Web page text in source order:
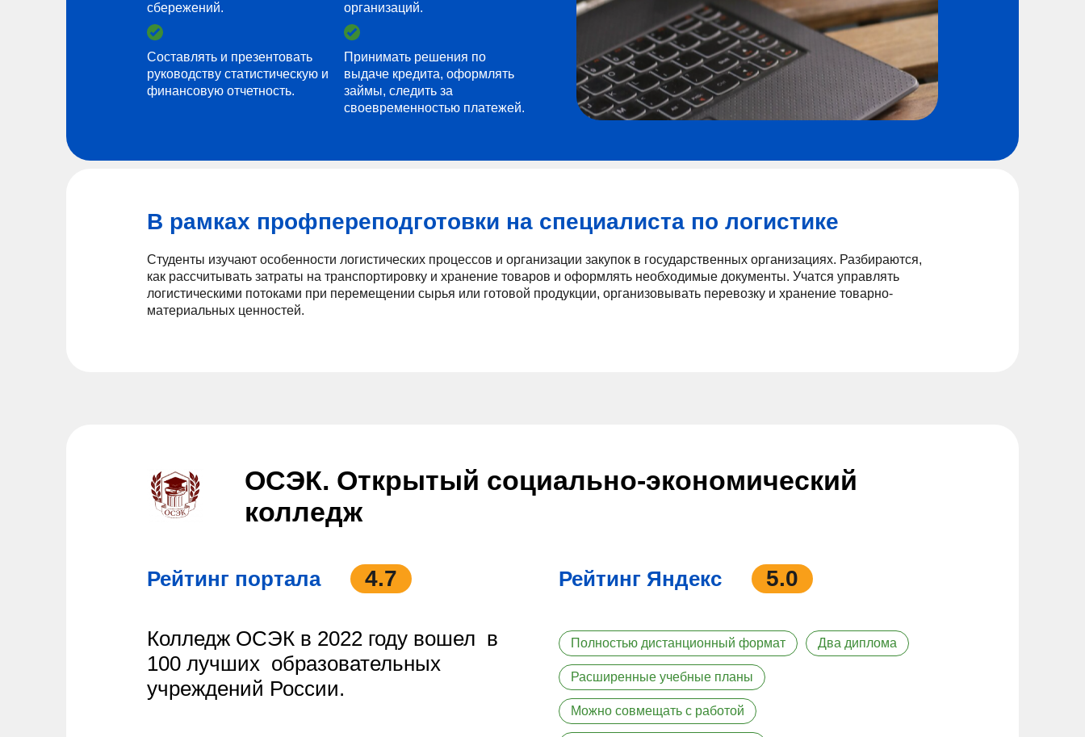
сбережений.
организаций.
Составлять и презентовать
руководству статистическую и
финансовую отчетность.
Принимать решения по
выдаче кредита, оформлять
займы, следить за
своевременностью платежей.
В рамках профпереподготовки на специалиста по логистике
Студенты изучают особенности логистических процессов и организации закупок в государственных организациях. Разбираются,
как рассчитывать затраты на транспортировку и хранение товаров и оформлять необходимые документы. Учатся управлять
логистическими потоками при перемещении сырья или готовой продукции, организовывать перевозку и хранение товарно-
материальных ценностей.
ОСЭК. Открытый социально-экономический
колледж
Рейтинг портала 4.7 Рейтинг Яндекс 5.0
Колледж ОСЭК в 2022 году вошел в
100 лучших образовательных
учреждений России.
Полностью дистанционный формат Два диплома
Расширенные учебные планы
Можно совмещать с работой